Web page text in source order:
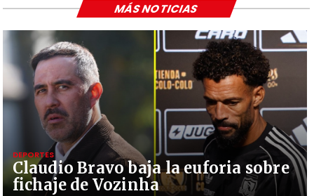
Claudio Bravo baja la euforia sobre
fichaje de Vozinha
DEPORTES
MÁS NOTICIAS